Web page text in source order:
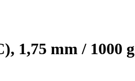
1,75 mm / 1000 g